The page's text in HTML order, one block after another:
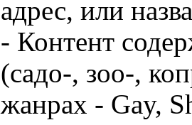
адрес, или
- Контент
(садо-, зоо-,
жанрах - Gay,